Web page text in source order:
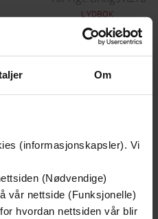
Om
(informasjonskapsler). Vi
(Nødvendige)
vår nettside (Funksjonelle)
hvordan nettsiden vår blir
LYDBOK